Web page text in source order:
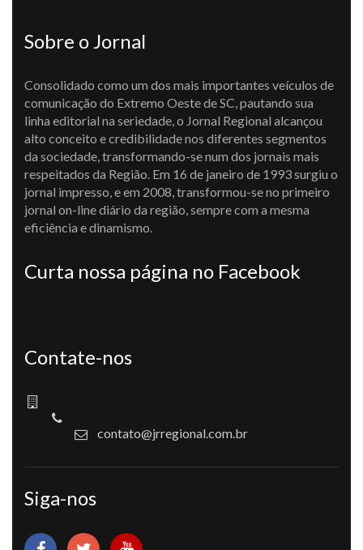
Sobre o Jornal
Consolidado como um dos mais importantes veículos de
comunicação do Extremo Oeste de SC, pautando sua
linha editorial na seriedade, o Jornal Regional alcançou
alto conceito e credibilidade nos diferentes segmentos
da sociedade, transformando-se num dos jornais mais
respeitados da Região. Em 16 de janeiro de 1993 surgiu o
jornal impresso, e em 2008, transformou-se no primeiro
jornal on-line diário da região, sempre com a mesma
eficiência e dinamismo.
Curta nossa página no Facebook
Contate-nos
contato@jrregional.com.br
Siga-nos